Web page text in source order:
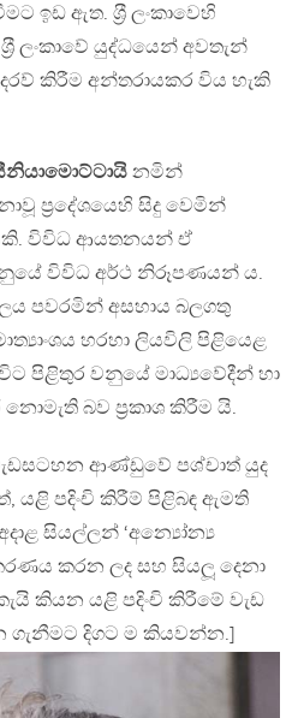
ඉඩ ඇත. ශ‍්‍රී ලංකාවෙහි
ලංකාවේ යුද්ධයෙන් අවතැන්
කිරීම අන්තරායකර විය හැකි
නමින්
ප‍්‍රදේශයෙහි සිදු වෙමින්
විවිධ ආයතනයන් ඒ
විවිධ අර්ථ නිරූපණයන් ය.
පවරමින් අසහාය බලගතු
හරහා ලියවිලි පිළියෙළ
වනුයේ මාධ්‍යවේදීන් හා
බව ප‍්‍රකාශ කිරීම යි.
ආණ්ඩුවේ පශ්චාත් යුද
පදිංචි කිරීම් පිළිබඳ ඇමති
සියල්ලන් ‘අන්‍යෝන්‍ය
කරන ලද සහ සියලූ දෙනා
කියන යළි පදිංචි කිරීමේ වැඩ
ගැනීමට දිගට ම කියවන්න.]